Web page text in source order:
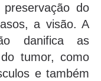
do
a visão. A
danifica as
tumor, como
e também